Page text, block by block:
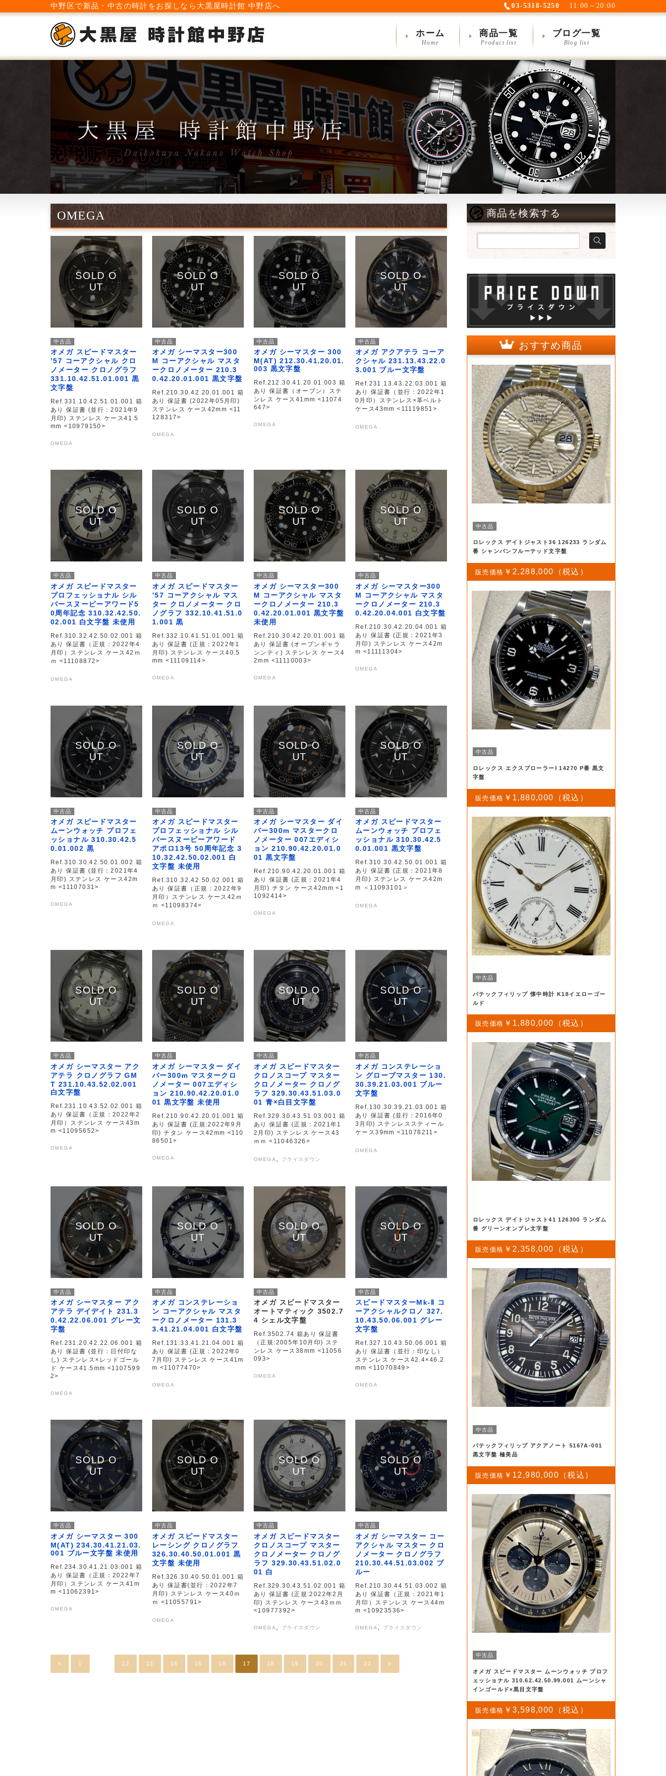
中野区で新品・中古の時計をお探しなら大黒屋時計館 中野店へ 03-5318-5250 11:00～20:00
ホーム
Home
商品一覧
Product list
ブログ一覧
Blog list
OMEGA
中古品
オメガ スピードマスター
’57 コーアクシャル クロ
ノメーター クロノグラフ
331.10.42.51.01.001 黒
文字盤
Ref.331.10.42.51.01.001 箱
あり 保証書 (並行：2021年9
月印) ステンレス ケース41.5
mm <10979150>
OMEGA
中古品
オメガ シーマスター300
M コーアクシャル マスタ
ークロノメーター 210.3
0.42.20.01.001 黒文字盤
Ref.210.30.42.20.01.001 箱
あり 保証書 (2022年05月印)
ステンレス ケース42mm <11
128317>
OMEGA
中古品
オメガ シーマスター 300
M(AT) 212.30.41.20.01.
003 黒文字盤
Ref.212.30.41.20.01.003 箱
あり 保証書（オープン）ステ
ンレス ケース41mm <11074
647>
OMEGA
中古品
オメガ アクアテラ コーア
クシャル 231.13.43.22.0
3.001 ブルー文字盤
Ref.231.13.43.22.03.001 箱
あり 保証書（並行：2022年1
0月印）ステンレス×革ベルト
ケース43mm <11119851>
OMEGA
中古品
オメガ スピードマスター
プロフェッショナル シル
バースヌーピーアワード5
0周年記念 310.32.42.50.
02.001 白文字盤 未使用
Ref.310.32.42.50.02.001 箱
あり 保証書（正規：2022年4
月印）ステンレス ケース42ｍ
ｍ <11108872>
OMEGA
中古品
オメガ スピードマスター
’57 コーアクシャル マス
ター クロノメーター クロ
ノグラフ 332.10.41.51.0
1.001 黒
Ref.332.10.41.51.01.001 箱
あり 保証書 (正規：2022年1
月印) ステンレス ケース40.5
mm <11109114>
OMEGA
中古品
オメガ シーマスター300
M コーアクシャル マスタ
ークロノメーター 210.3
0.42.20.01.001 黒文字盤
未使用
Ref.210.30.42.20.01.001 箱
あり 保証書 (オープンギャラ
ンンティ) ステンレス ケース4
2mm <11110003>
OMEGA
中古品
オメガ シーマスター300
M コーアクシャル マスタ
ークロノメーター 210.3
0.42.20.04.001 白文字盤
Ref.210.30.42.20.04.001 箱
あり 保証書 (正規：2021年3
月印) ステンレス ケース42m
m <11111304>
OMEGA
中古品
オメガ スピードマスター
ムーンウォッチ プロフェ
ッショナル 310.30.42.5
0.01.002 黒
Ref.310.30.42.50.01.002 箱
あり 保証書 (並行：2021年4
月印) ステンレス ケース42m
m <11107031>
OMEGA
中古品
オメガ スピードマスター
プロフェッショナル シル
バースヌーピーアワード
アポロ13号 50周年記念 3
10.32.42.50.02.001 白
文字盤 未使用
Ref.310.32.42.50.02.001 箱
あり 保証書（正規：2022年9
月印）ステンレス ケース42ｍ
ｍ <11098374>
OMEGA
中古品
オメガ シーマスター ダイ
バー300m マスタークロ
ノメーター 007エディシ
ョン 210.90.42.20.01.0
01 黒文字盤
Ref.210.90.42.20.01.001 箱
あり 保証書 (正規：2021年4
月印) チタン ケース42mm <1
1092414>
OMEGA
中古品
オメガ スピードマスター
ムーンウォッチ プロフェ
ッショナル 310.30.42.5
0.01.001 黒文字盤
Ref.310.30.42.50.01.001 箱
あり 保証書 (正規：2021年8
月印) ステンレス ケース42m
m ＜11093101＞
OMEGA
中古品
オメガ シーマスター アク
アテラ クロノグラフ GM
T 231.10.43.52.02.001
白文字盤
Ref.231.10.43.52.02.001 箱
あり 保証書（正規：2022年2
月印）ステンレス ケース43m
m <11095652>
OMEGA
中古品
オメガ シーマスター ダイ
バー300m マスタークロ
ノメーター 007エディシ
ョン 210.90.42.20.01.0
01 黒文字盤 未使用
Ref.210.90.42.20.01.001 箱
あり 保証書 (正規:2022年9月
印) チタン ケース42mm <110
86501>
OMEGA
中古品
オメガ スピードマスター
クロノスコープ マスター
クロノメーター クロノグ
ラフ 329.30.43.51.03.0
01 青×白目文字盤
Ref.329.30.43.51.03.001 箱
あり 保証書 (正規：2021年1
2月印) ステンレス ケース43
ｍｍ <11046326>
OMEGA プライスダウン
中古品
オメガ コンステレーショ
ン グローブマスター 130.
30.39.21.03.001 ブルー
文字盤
Ref.130.30.39.21.03.001 箱
あり 保証書 (並行：2016年0
3月印) ステンレススティール
ケース39mm <11078211>
OMEGA
中古品
オメガ シーマスター アク
アテラ デイデイト 231.3
0.42.22.06.001 グレー文
字盤
Ref.231.20.42.22.06.001 箱
あり 保証書 (並行：日付印な
し) ステンレス×レッドゴール
ド ケース41.5mm <1107599
2>
OMEGA
中古品
オメガ コンステレーショ
ン コーアクシャル マスタ
ークロノメーター 131.3
3.41.21.04.001 白文字盤
Ref.131.33.41.21.04.001 箱
あり 保証書 (正規：2022年0
7月印) ステンレス ケース41m
m <11077470>
OMEGA
中古品
オメガ スピードマスター
オートマティック 3502.7
4 シェル文字盤
Ref.3502.74 箱あり 保証書
（正規:2005年10月印) ステ
ンレス ケース38mm <11056
093>
OMEGA
中古品
スピードマスターMk-Ⅱ コ
ーアクシャルクロノ 327.
10.43.50.06.001 グレー
文字盤
Ref.327.10.43.50.06.001 箱
あり 保証書（並行：印なし）
ステンレス ケース42.4×46.2
mm <11070849>
OMEGA
中古品
オメガ シーマスター 300
M(AT) 234.30.41.21.03.
001 ブルー文字盤 未使用
Ref.234.30.41.21.03.001 箱
あり 保証書（正規：2022年7
月印）ステンレス ケース41m
m <11062391>
OMEGA
中古品
オメガ スピードマスター
レーシング クロノグラフ
326.30.40.50.01.001 黒
文字盤 未使用
Ref.326.30.40.50.01.001 箱
あり 保証書(並行：2022年7
月印) ステンレス ケース40ｍ
ｍ <11055791>
OMEGA
中古品
オメガ スピードマスター
クロノスコープ マスター
クロノメーター クロノグ
ラフ 329.30.43.51.02.0
01 白
Ref.329.30.43.51.02.001 箱
あり 保証書 (正規:2022年2月
印) ステンレス ケース43ｍｍ
<10977392>
OMEGA プライスダウン
中古品
オメガ シーマスター コー
アクシャル マスター クロ
ノメーター クロノグラフ
210.30.44.51.03.002 ブ
ルー
Ref.210.30.44.51.03.002 箱
あり 保証書（正規：2021年1
月印）ステンレス ケース44m
m <10923536>
OMEGA プライスダウン
« 1 12 13 14 15 16 17 18 19 20 21 22 »
商品を検索する
おすすめ商品
中古品
ロレックス デイトジャスト36 126233 ランダム
番 シャンパンフルーテッド文字盤
￥2,288,000
中古品
ロレックス エクスプローラーⅠ 14270 P番 黒文
字盤
￥1,880,000
中古品
パテックフィリップ 懐中時計 K18イエローゴー
ルド
￥1,880,000
ロレックス デイトジャスト41 126300 ランダム
番 グリーンオンブレ文字盤
￥2,358,000
中古品
パテックフィリップ アクアノート 5167A-001
黒文字盤 極美品
￥12,980,000
中古品
オメガ スピードマスター ムーンウォッチ プロフ
ェッショナル 310.62.42.50.99.001 ムーンシャ
インゴールド×黒目文字盤
￥3,598,000